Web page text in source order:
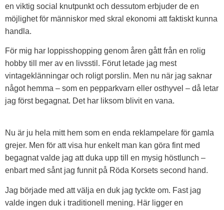
en viktig social knutpunkt och dessutom erbjuder de en
möjlighet för människor med skral ekonomi att faktiskt kunna
handla.
För mig har loppisshopping genom åren gått från en rolig
hobby till mer av en livsstil. Förut letade jag mest
vintageklänningar och roligt porslin. Men nu när jag saknar
något hemma – som en pepparkvarn eller osthyvel – då letar
jag först begagnat. Det har liksom blivit en vana.
Nu är ju hela mitt hem som en enda reklampelare för gamla
grejer. Men för att visa hur enkelt man kan göra fint med
begagnat valde jag att duka upp till en mysig höstlunch –
enbart med sånt jag funnit på Röda Korsets second hand.
Jag började med att välja en duk jag tyckte om. Fast jag
valde ingen duk i traditionell mening. Här ligger en